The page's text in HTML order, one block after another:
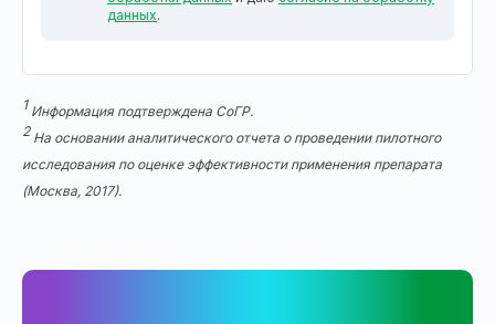
данных.
1 Информация подтверждена СоГР.
2 На основании аналитического отчета о проведении пилотного
исследования по оценке эффективности применения препарата
(Москва, 2017).